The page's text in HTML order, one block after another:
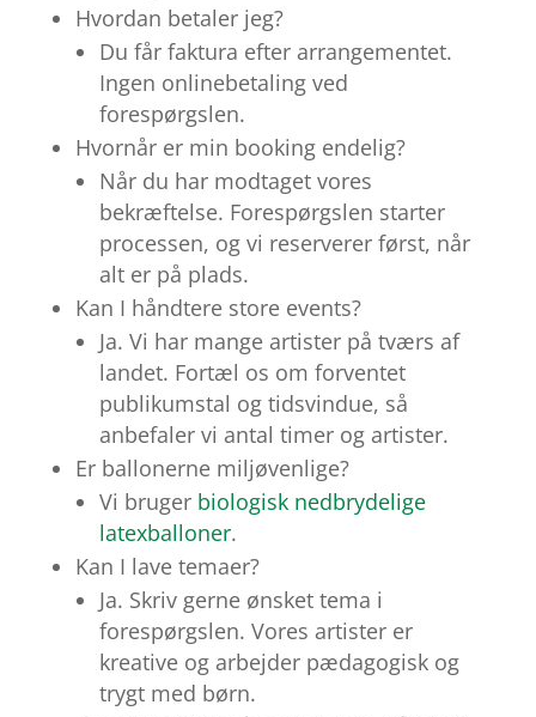
Hvordan betaler jeg?
Du får faktura efter arrangementet.
Ingen onlinebetaling ved
forespørgslen.
Hvornår er min booking endelig?
Når du har modtaget vores
bekræftelse. Forespørgslen starter
processen, og vi reserverer først, når
alt er på plads.
Kan I håndtere store events?
Ja. Vi har mange artister på tværs af
landet. Fortæl os om forventet
publikumstal og tidsvindue, så
anbefaler vi antal timer og artister.
Er ballonerne miljøvenlige?
Vi bruger biologisk nedbrydelige
latexballoner.
Kan I lave temaer?
Ja. Skriv gerne ønsket tema i
forespørgslen. Vores artister er
kreative og arbejder pædagogisk og
trygt med børn.